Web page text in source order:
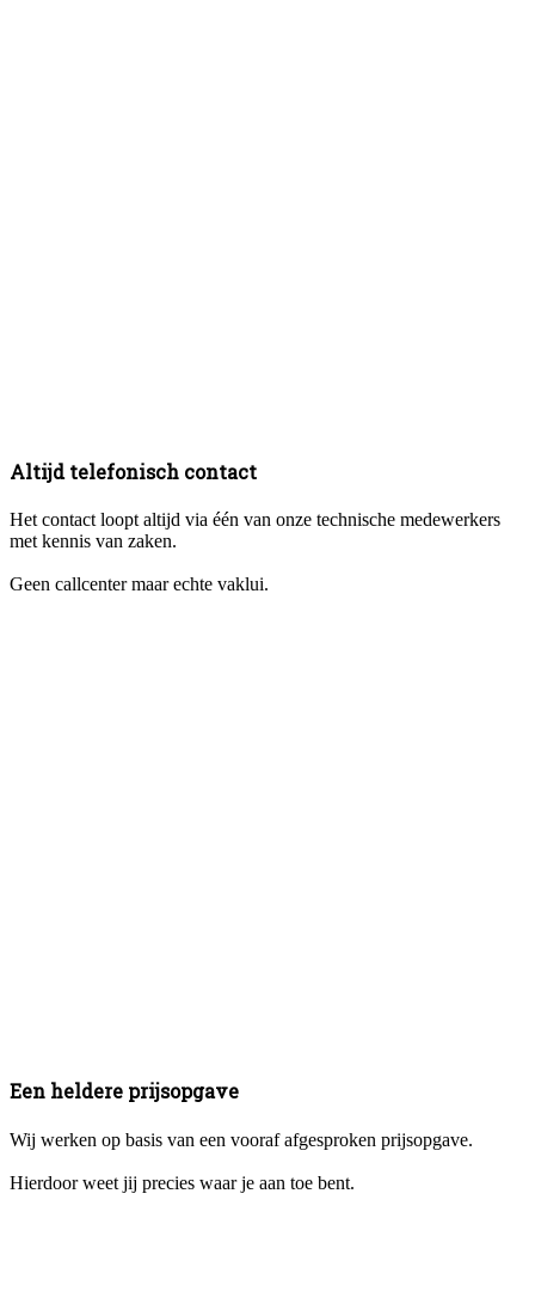
Altijd telefonisch contact
Het contact loopt altijd via één van onze technische medewerkers
met kennis van zaken.
Geen callcenter maar echte vaklui.
Een heldere prijsopgave
Wij werken op basis van een vooraf afgesproken prijsopgave.
Hierdoor weet jij precies waar je aan toe bent.